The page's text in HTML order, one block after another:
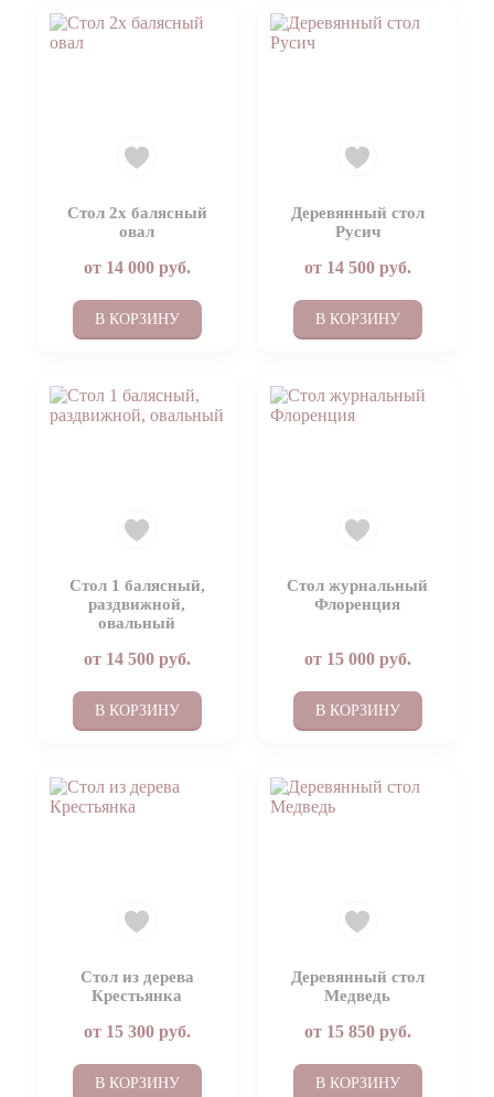
Стол 2х балясный
овал
от 14 000руб.
В КОРЗИНУ
Деревянный стол
Русич
от 14 500руб.
В КОРЗИНУ
Стол 1 балясный,
раздвижной,
овальный
от 14 500руб.
В КОРЗИНУ
Стол журнальный
Флоренция
от 15 000руб.
В КОРЗИНУ
Стол из дерева
Крестьянка
от 15 300руб.
В КОРЗИНУ
Деревянный стол
Медведь
от 15 850руб.
В КОРЗИНУ